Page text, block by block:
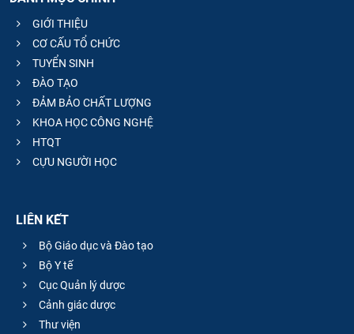
CỰU NGƯỜI HỌC
GIỚI THIỆU
CƠ CẤU TỔ CHỨC
TUYỂN SINH
ĐÀO TẠO
ĐẢM BẢO CHẤT LƯỢNG
KHOA HỌC CÔNG NGHỆ
HTQT
CỰU NGƯỜI HỌC
LIÊN KẾT
Bộ Giáo dục và Đào tạo
Bộ Y tế
Cục Quản lý dược
Cảnh giác dược
Thư viện